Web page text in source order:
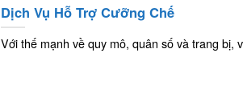
Dịch Vụ Hỗ Trợ Cưỡng Chế
Với thế mạnh về quy mô, quân số và trang bị,